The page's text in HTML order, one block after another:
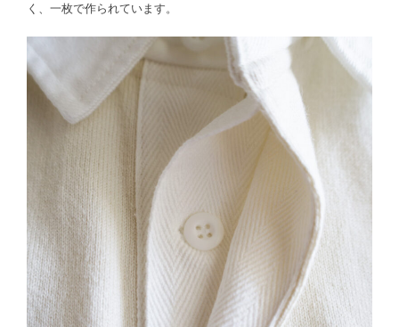
く、一枚で作られています。